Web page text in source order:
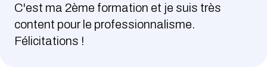
C'est ma 2ème formation et je suis très
content pour le professionnalisme.
Félicitations !